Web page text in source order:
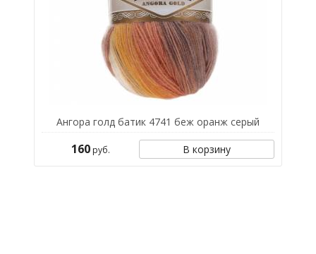
Ангора голд батик 4741 беж оранж серый
160руб. В корзину